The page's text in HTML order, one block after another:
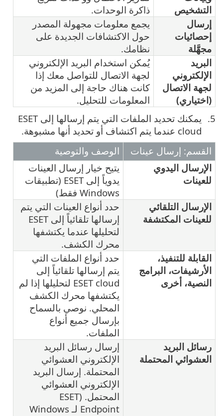
التشخيص
ذاكرة الوحدات.
إرسال
إحصائيات
مجهَّلة
يجمع معلومات مجهولة المصدر
حول الاكتشافات الجديدة على
نظامك.
البريد
الإلكتروني
لجهة الاتصال
(اختياري)
يُمكن استخدام البريد الإلكتروني
لجهة الاتصال للتواصل معك إذا
كانت هناك حاجة إلى المزيد من
المعلومات للتحليل.
يمكنك تحديد الملفات التي يتم إرسالها إلى ESET
cloud عندما يتم اكتشاف أو تحديد أنها مشبوهة.
القسم: إرسال عينات
الوصف والتوصية
الإرسال اليدوي
للعينات
يتيح خيار إرسال العينات
يدوياً إلى ESET (تطبيقات
Windows فقط)
الإرسال التلقائي
للعينات المكتشفة
حدد أنواع العينات التي يتم
إرسالها تلقائياً إلى ESET
لتحليلها عندما يكتشفها
محرك الكشف.
القابلة للتنفيذ،
الأرشيفات، البرامج
النصية، أخرى
حدد أنواع الملفات التي
يتم إرسالها تلقائياً إلى
ESET cloud لتحليلها إذا لم
يكتشفها محرك الكشف
المحلي. نوصي بالسماح
بإرسال جميع أنواع
الملفات.
رسائل البريد
العشوائي المحتملة
إرسال رسائل البريد
الإلكتروني العشوائي
المحتملة. إرسال البريد
الإلكتروني العشوائي
المحتمل. ‎(ESET
Endpoint لـ Windows